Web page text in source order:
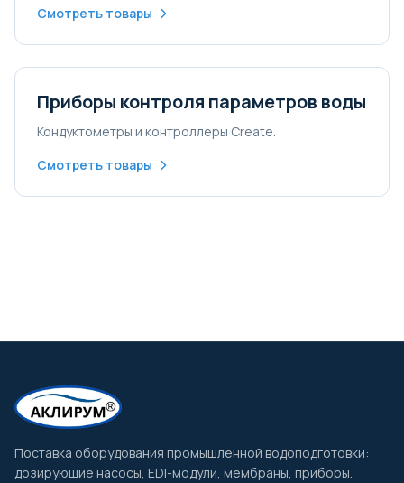
Смотреть товары
Приборы контроля параметров воды
Кондуктометры и контроллеры Create.
Смотреть товары
Поставка оборудования промышленной водоподготовки:
дозирующие насосы, EDI-модули, мембраны, приборы.